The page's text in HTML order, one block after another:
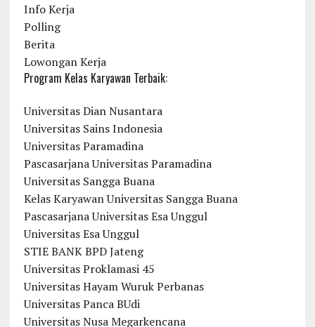
Info Kerja
Polling
Berita
Lowongan Kerja
Program Kelas Karyawan Terbaik:
Universitas Dian Nusantara
Universitas Sains Indonesia
Universitas Paramadina
Pascasarjana Universitas Paramadina
Universitas Sangga Buana
Kelas Karyawan Universitas Sangga Buana
Pascasarjana Universitas Esa Unggul
Universitas Esa Unggul
STIE BANK BPD Jateng
Universitas Proklamasi 45
Universitas Hayam Wuruk Perbanas
Universitas Panca BUdi
Universitas Nusa Megarkencana